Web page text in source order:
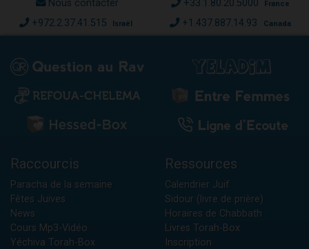
Nous contacter +33.1.80.20.5000 France
+972.2.37.41.515 Israël +1.437.887.14.93 Canada
Raccourcis
Paracha de la semaine
Fêtes Juives
News
Cours Mp3-Vidéo
Yéchiva Torah-Box
Ressources
Calendrier Juif
Sidour (livre de prière)
Horaires de Chabbath
Livres Torah-Box
Inscription